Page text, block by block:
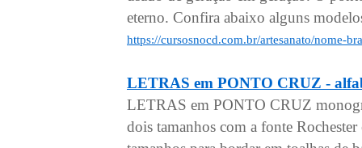
eterno. Confira abaixo alguns
https://cursosnocd.com.br/artesanato/nome-
LETRAS em PONTO CRUZ -
LETRAS em PONTO CRUZ
dois tamanhos com a fonte